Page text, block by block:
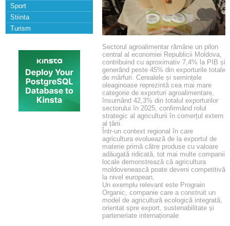
Sport
Stiinta
Turism
Sectorul agroalimentar rămâne un pilon
central al economiei Republicii Moldova,
contribuind cu aproximativ 7,4% la PIB și
generând peste 45% din exporturile totale
de mărfuri. Cerealele și semințele
oleaginoase reprezintă cea mai mare
categorie de exporturi agroalimentare,
însumând 42,3% din totalul exporturilor
sectorului în 2025, confirmând rolul
strategic al agriculturii în comerțul extern
al țării.
Într-un context regional în care
agricultura evoluează de la exportul de
materie primă către produse cu valoare
adăugată ridicată, tot mai multe companii
locale demonstrează că agricultura
moldovenească poate deveni competitivă
la nivel european.
Un exemplu relevant este Prograin
Organic, companie care a construit un
model de agricultură ecologică integrată,
orientat spre export, sustenabilitate și
parteneriate internaționale